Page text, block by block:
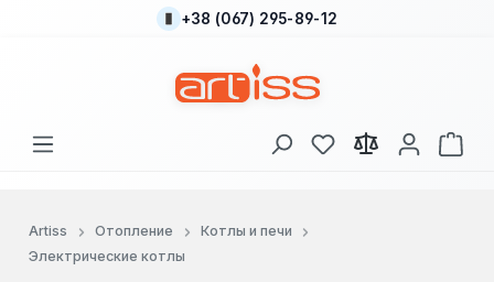
Перейти к основному содержанию
+38 (067) 295-89-12
У вас есть товары
В
Artiss Отопление
Котлы и печи
Электрические котлы